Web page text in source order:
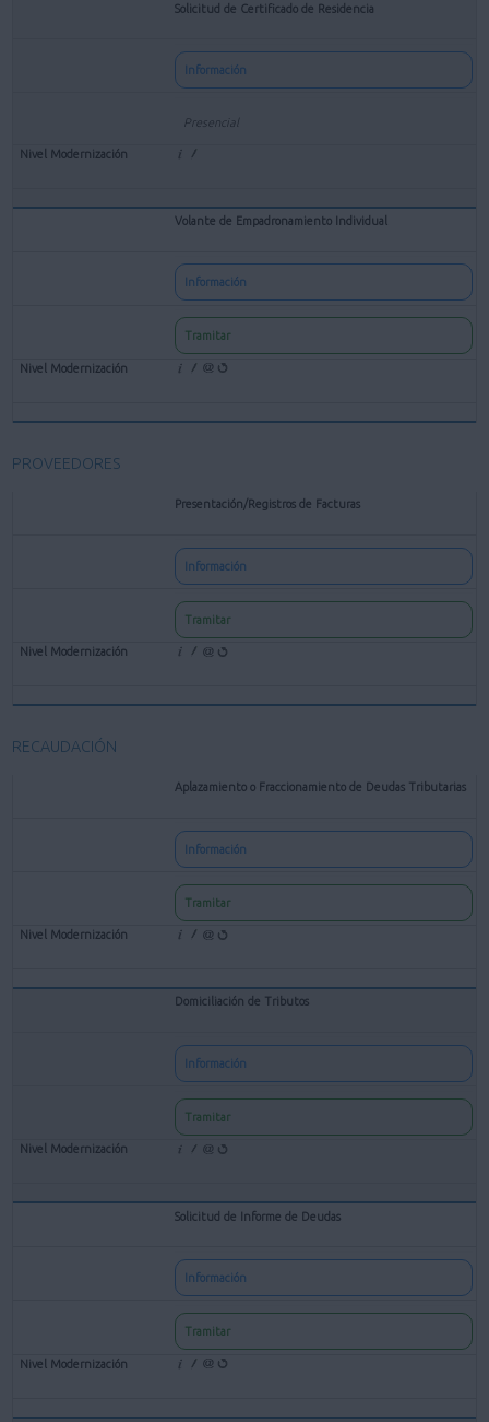
Solicitud de Certificado de Residencia
Información
Presencial
Volante de Empadronamiento Individual
Información
Tramitar
PROVEEDORES
Presentación/Registros de Facturas
Información
Tramitar
RECAUDACIÓN
Aplazamiento o Fraccionamiento de Deudas Tributarias
Información
Tramitar
Domiciliación de Tributos
Información
Tramitar
Solicitud de Informe de Deudas
Información
Tramitar